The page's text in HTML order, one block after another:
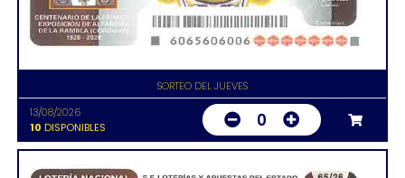
SORTEO DEL JUEVES
13/08/2026
10 DISPONIBLES 0